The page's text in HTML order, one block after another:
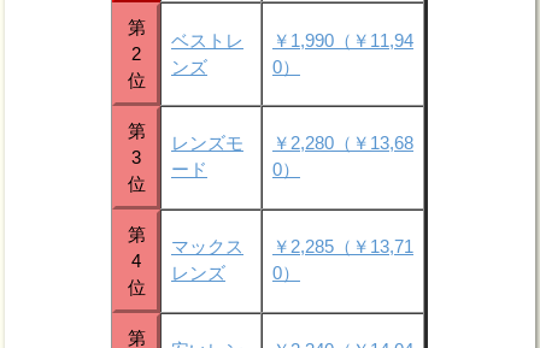
第
2
位
ベストレ
ンズ
￥1,990（￥11,94
0）
第
3
位
レンズモ
ード
￥2,280（￥13,68
0）
第
4
位
マックス
レンズ
￥2,285（￥13,71
0）
第